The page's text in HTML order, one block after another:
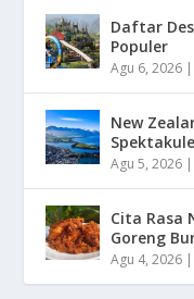
Daftar
Populer
Agu 6, 2026 |
New
Agu 5, 2026 |
Cita Rasa
Goreng
Agu 4, 2026 |